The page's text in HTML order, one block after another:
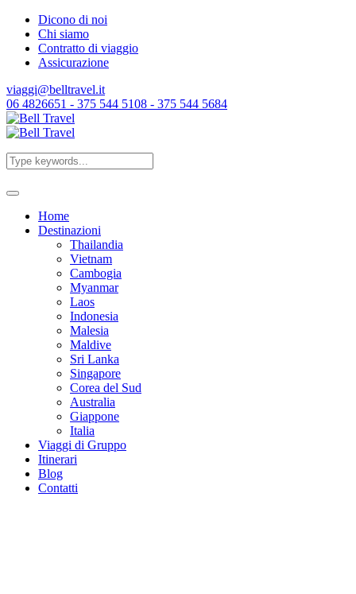
Dicono di noi
Chi siamo
Contratto di viaggio
Assicurazione
viaggi@belltravel.it
06 4826651 - 375 544 5108 - 375 544 5684
Home
Destinazioni
Thailandia
Vietnam
Cambogia
Myanmar
Laos
Indonesia
Malesia
Maldive
Sri Lanka
Singapore
Corea del Sud
Australia
Giappone
Italia
Viaggi di Gruppo
Itinerari
Blog
Contatti